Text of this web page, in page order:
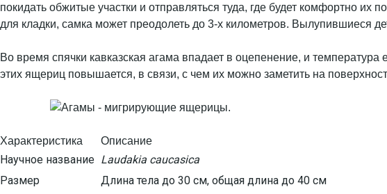
покидать обжитые участки и отправляться туда, где будет комфортно
для кладки, самка может преодолеть до 3-х километров. Вылупившиеся
Во время спячки кавказская агама впадает в оцепенение, и
этих ящериц повышается, в связи, с чем их можно заметить на
Характеристика Описание
Научное название Laudakia caucasica
Размер
Длина тела до 30 см, общая длина до 40 см